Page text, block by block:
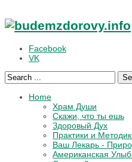
Facebook
VK
Home
Храм Души
Скажи, что ты ешь
Здоровый Дух
Практики и
Ваш Лекарь -
Американская